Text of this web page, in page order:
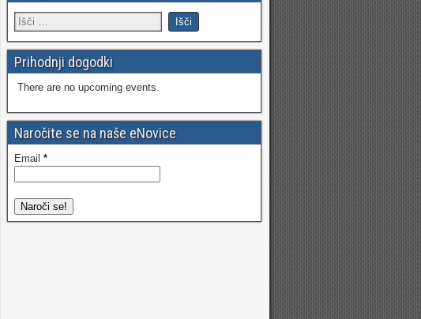
Prihodnji dogodki
There are no upcoming events.
Naročite se na naše eNovice
Email *